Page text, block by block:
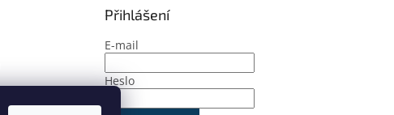
Přihlášení
E-mail
Heslo